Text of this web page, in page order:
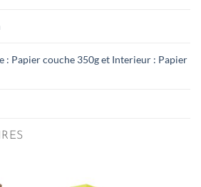
: Papier couche 350g et Interieur : Papier